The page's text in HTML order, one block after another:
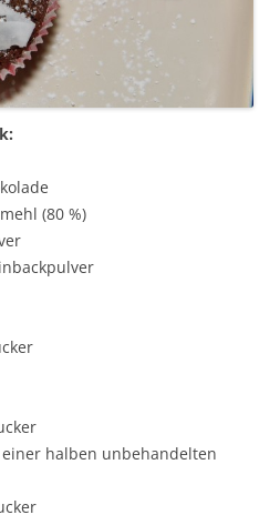
(80 %)
halben unbehandelten